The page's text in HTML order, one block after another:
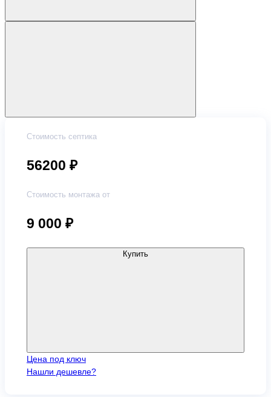
Стоимость септика
56200 ₽
Стоимость монтажа от
9 000 ₽
Купить
Цена под ключ
Нашли дешевле?